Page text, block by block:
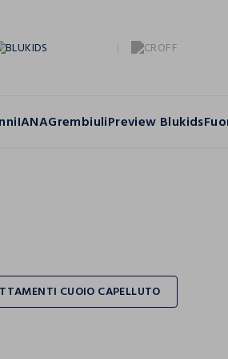
IANAGrembiuliPreview Blukids